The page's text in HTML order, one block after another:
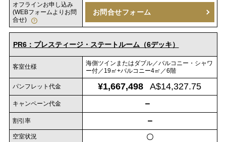
オフラインお申し込み
(WEBフォームよりお問
合せ)
お問合せフォーム
PR6：プレスティージ・ステートルーム（6デッキ）
客室仕様
海側ツインまたはダブル／バルコニー・シャワ
ー付／19㎡+バルコニー4㎡／6階
パンフレット代金 ¥1,667,498 A$14,327.75
キャンペーン代金 －
割引率 －
空室状況 〇